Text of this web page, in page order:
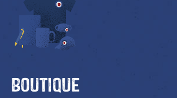
Boutique